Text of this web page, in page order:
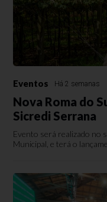
Eventos Há 2 semanas
Nova Roma do
Sicredi Serrana
Evento será realizado no
Municipal, e terá o